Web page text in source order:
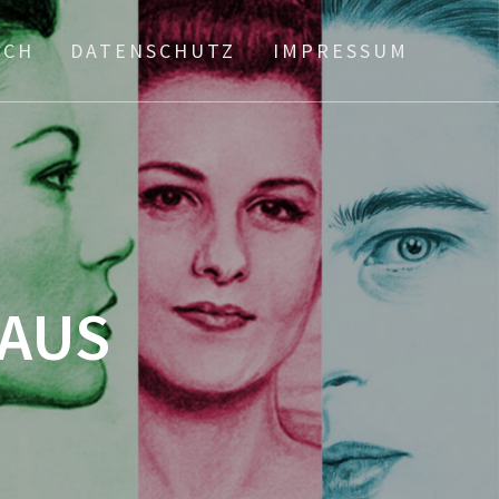
DATENSCHUTZ IMPRESSUM